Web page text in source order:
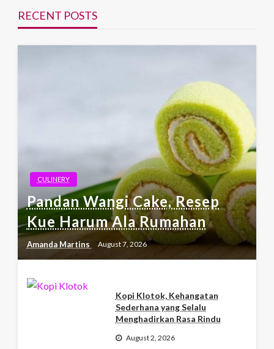
RECENT POSTS
CULINERY
Pandan Wangi Cake, Resep
Kue Harum Ala Rumahan
Amanda Martins August 7, 2026
Kopi Klotok, Kehangatan
Sederhana yang Selalu
Menghadirkan Rasa Rindu
August 2, 2026